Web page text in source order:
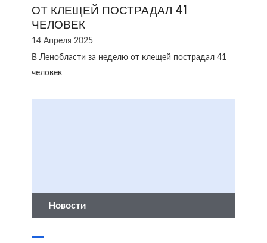
ОТ КЛЕЩЕЙ ПОСТРАДАЛ 41
ЧЕЛОВЕК
14 Апреля 2025
В Ленобласти за неделю от клещей пострадал 41
человек
Новости